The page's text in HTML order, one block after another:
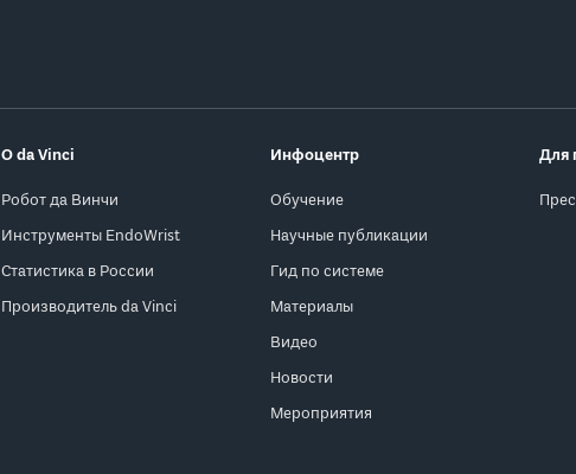
О da Vinci
Робот да Винчи
Инструменты EndoWrist
Статистика в России
Производитель da Vinci
Инфоцентр
Обучение
Научные публикации
Гид по системе
Материалы
Видео
Новости
Мероприятия
Для